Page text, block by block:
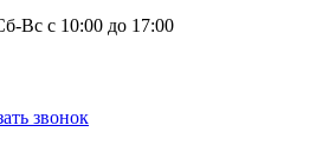
Вс с 10:00 до 17:00
звонок